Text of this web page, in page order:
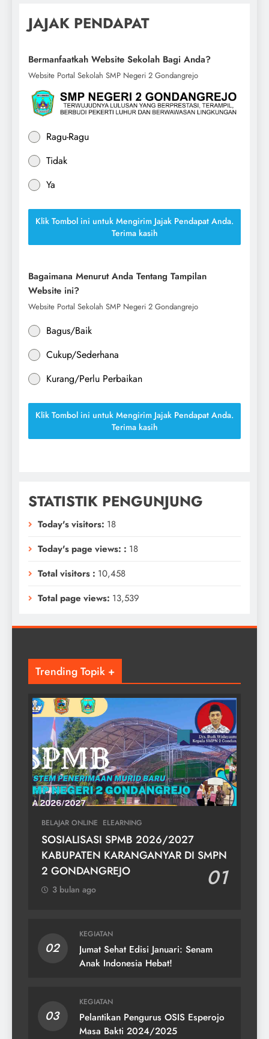
JAJAK PENDAPAT
Bermanfaatkah Website Sekolah Bagi Anda?
Website Portal Sekolah SMP Negeri 2 Gondangrejo
Ragu-Ragu
Tidak
Ya
Klik Tombol ini untuk Mengirim Jajak Pendapat Anda.
Terima kasih
Bagaimana Menurut Anda Tentang Tampilan
Website ini?
Website Portal Sekolah SMP Negeri 2 Gondangrejo
Bagus/Baik
Cukup/Sederhana
Kurang/Perlu Perbaikan
Klik Tombol ini untuk Mengirim Jajak Pendapat Anda.
Terima kasih
STATISTIK PENGUNJUNG
Today's visitors: 18
Today's page views: : 18
Total visitors : 10,458
Total page views: 13,539
Trending Topik +
BELAJAR ONLINE ELEARNING
SOSIALISASI SPMB 2026/2027
KABUPATEN KARANGANYAR DI SMPN
2 GONDANGREJO
01
3 bulan ago
02
KEGIATAN
Jumat Sehat Edisi Januari: Senam
Anak Indonesia Hebat!
03
KEGIATAN
Pelantikan Pengurus OSIS Esperojo
Masa Bakti 2024/2025